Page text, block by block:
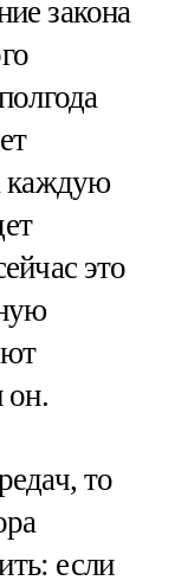
закона
каждую
это
он.
то
если